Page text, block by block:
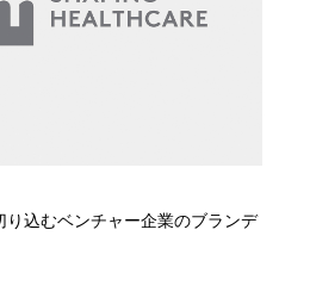
込むベンチャー企業のブランデ